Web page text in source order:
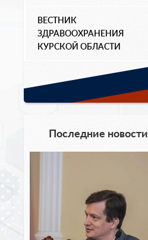
ВЕСТНИК
ЗДРАВООХРАНЕНИЯ
КУРСКОЙ ОБЛАСТИ
Последние новости